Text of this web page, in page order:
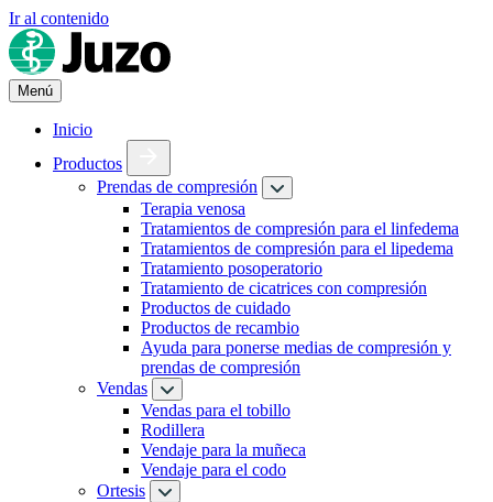
Ir al contenido
Menú
Inicio
Productos
Prendas de compresión
Terapia venosa
Tratamientos de compresión para el linfedema
Tratamientos de compresión para el lipedema
Tratamiento posoperatorio
Tratamiento de cicatrices con compresión
Productos de cuidado
Productos de recambio
Ayuda para ponerse medias de compresión y
prendas de compresión
Vendas
Vendas para el tobillo
Rodillera
Vendaje para la muñeca
Vendaje para el codo
Ortesis